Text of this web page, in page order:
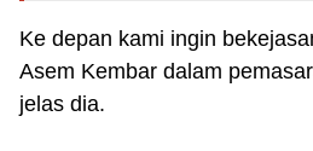
Ke depan kami ingin
Asem Kembar dalam
jelas dia.